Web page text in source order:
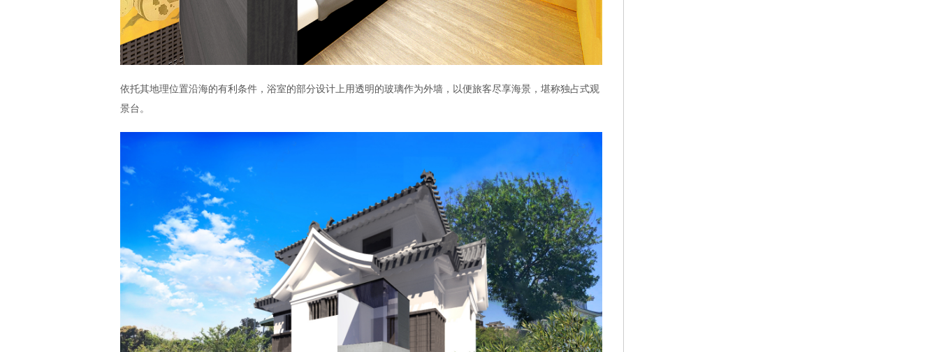
依托其地理位置沿海的有利条件，浴室的部分设计上用透明的玻璃作为外墙，以便旅客尽享海景，堪称独占式观
景台。